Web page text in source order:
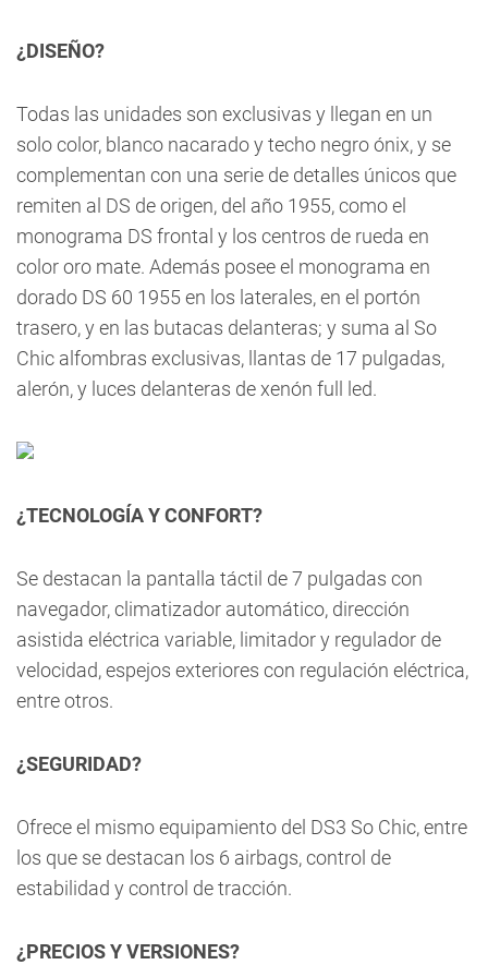
¿DISEÑO?
Todas las unidades son exclusivas y llegan en un
solo color, blanco nacarado y techo negro ónix, y se
complementan con una serie de detalles únicos que
remiten al DS de origen, del año 1955, como el
monograma DS frontal y los centros de rueda en
color oro mate. Además posee el monograma en
dorado DS 60 1955 en los laterales, en el portón
trasero, y en las butacas delanteras; y suma al So
Chic alfombras exclusivas, llantas de 17 pulgadas,
alerón, y luces delanteras de xenón full led.
¿TECNOLOGÍA Y CONFORT?
Se destacan la pantalla táctil de 7 pulgadas con
navegador, climatizador automático, dirección
asistida eléctrica variable, limitador y regulador de
velocidad, espejos exteriores con regulación eléctrica,
entre otros.
¿SEGURIDAD?
Ofrece el mismo equipamiento del DS3 So Chic, entre
los que se destacan los 6 airbags, control de
estabilidad y control de tracción.
¿PRECIOS Y VERSIONES?